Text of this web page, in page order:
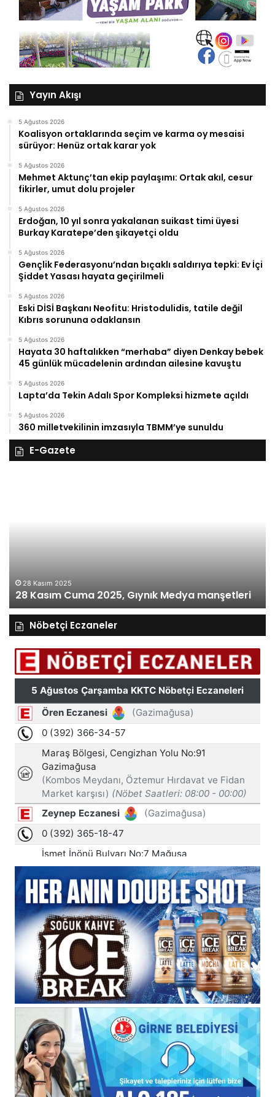
Yayın Akışı
5 Ağustos 2026
Koalisyon ortaklarında seçim ve karma oy mesaisi
sürüyor: Henüz ortak karar yok
5 Ağustos 2026
Mehmet Aktunç’tan ekip paylaşımı: Ortak akıl, cesur
fikirler, umut dolu projeler
5 Ağustos 2026
Erdoğan, 10 yıl sonra yakalanan suikast timi üyesi
Burkay Karatepe’den şikayetçi oldu
5 Ağustos 2026
Gençlik Federasyonu’ndan bıçaklı saldırıya tepki: Ev İçi
Şiddet Yasası hayata geçirilmeli
5 Ağustos 2026
Eski DİSİ Başkanı Neofitu: Hristodulidis, tatile değil
Kıbrıs sorununa odaklansın
5 Ağustos 2026
Hayata 30 haftalıkken “merhaba” diyen Denkay bebek
45 günlük mücadelenin ardından ailesine kavuştu
5 Ağustos 2026
Lapta’da Tekin Adalı Spor Kompleksi hizmete açıldı
5 Ağustos 2026
360 milletvekilinin imzasıyla TBMM’ye sunuldu
E-Gazete
Gıynık Medya manşetleri
manşetleri
Nöbetçi Eczaneler